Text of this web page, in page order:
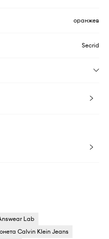
оранжев
Secrid
Lab
Calvin Klein Jeans